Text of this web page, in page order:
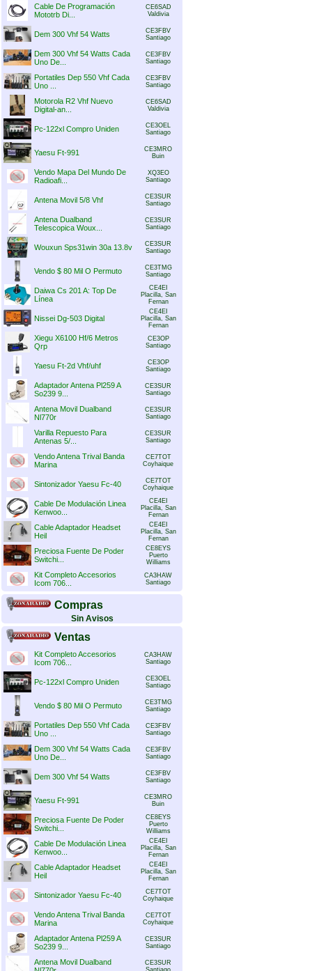
Cable De Programación
Mototrb Di...
CE6SAD
Valdivia
Dem 300 Vhf 54 Watts
CE3FBV
Santiago
Dem 300 Vhf 54 Watts Cada
Uno De...
CE3FBV
Santiago
Portatiles Dep 550 Vhf Cada
Uno ...
CE3FBV
Santiago
Motorola R2 Vhf Nuevo
Digital-an...
CE6SAD
Valdivia
Pc-122xl Compro Uniden
CE3OEL
Santiago
Yaesu Ft-991
CE3MRO
Buin
Vendo Mapa Del Mundo De
Radioafi...
XQ3EO
Santiago
Antena Movil 5/8 Vhf
CE3SUR
Santiago
Antena Dualband
Telescopica Woux...
CE3SUR
Santiago
Wouxun Sps31win 30a 13.8v
CE3SUR
Santiago
Vendo $ 80 Mil O Permuto
CE3TMG
Santiago
Daiwa Cs 201 A: Top De
Línea
CE4EI
Placilla, San
Fernan
Nissei Dg-503 Digital
CE4EI
Placilla, San
Fernan
Xiegu X6100 Hf/6 Metros
Qrp
CE3OP
Santiago
Yaesu Ft-2d Vhf/uhf
CE3OP
Santiago
Adaptador Antena Pl259 A
So239 9...
CE3SUR
Santiago
Antena Movil Dualband
Nl770r
CE3SUR
Santiago
Varilla Repuesto Para
Antenas 5/...
CE3SUR
Santiago
Vendo Antena Trival Banda
Marina
CE7TOT
Coyhaique
Sintonizador Yaesu Fc-40
CE7TOT
Coyhaique
Cable De Modulación Linea
Kenwoo...
CE4EI
Placilla, San
Fernan
Cable Adaptador Headset
Heil
CE4EI
Placilla, San
Fernan
Preciosa Fuente De Poder
Switchi...
CE8EYS
Puerto
Williams
Kit Completo Accesorios
Icom 706...
CA3HAW
Santiago
Compras
Sin Avisos
Ventas
Kit Completo Accesorios
Icom 706...
CA3HAW
Santiago
Pc-122xl Compro Uniden
CE3OEL
Santiago
Vendo $ 80 Mil O Permuto
CE3TMG
Santiago
Portatiles Dep 550 Vhf Cada
Uno ...
CE3FBV
Santiago
Dem 300 Vhf 54 Watts Cada
Uno De...
CE3FBV
Santiago
Dem 300 Vhf 54 Watts
CE3FBV
Santiago
Yaesu Ft-991
CE3MRO
Buin
Preciosa Fuente De Poder
Switchi...
CE8EYS
Puerto
Williams
Cable De Modulación Linea
Kenwoo...
CE4EI
Placilla, San
Fernan
Cable Adaptador Headset
Heil
CE4EI
Placilla, San
Fernan
Sintonizador Yaesu Fc-40
CE7TOT
Coyhaique
Vendo Antena Trival Banda
Marina
CE7TOT
Coyhaique
Adaptador Antena Pl259 A
So239 9...
CE3SUR
Santiago
Antena Movil Dualband
CE3SUR
Santiago